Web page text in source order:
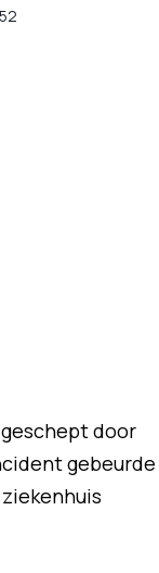
door
gebeurde